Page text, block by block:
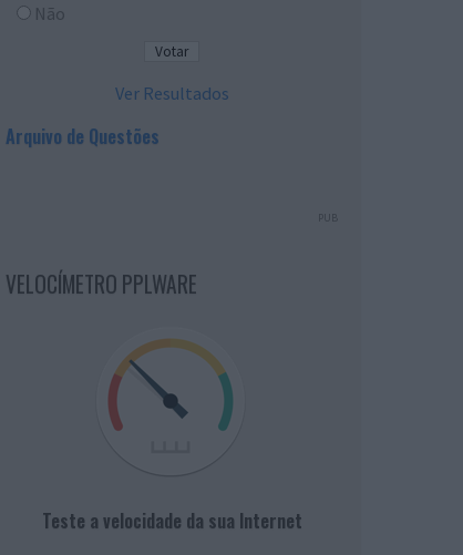
Não
Ver Resultados
Arquivo de Questões
PUB
VELOCÍMETRO PPLWARE
Teste a velocidade da sua Internet